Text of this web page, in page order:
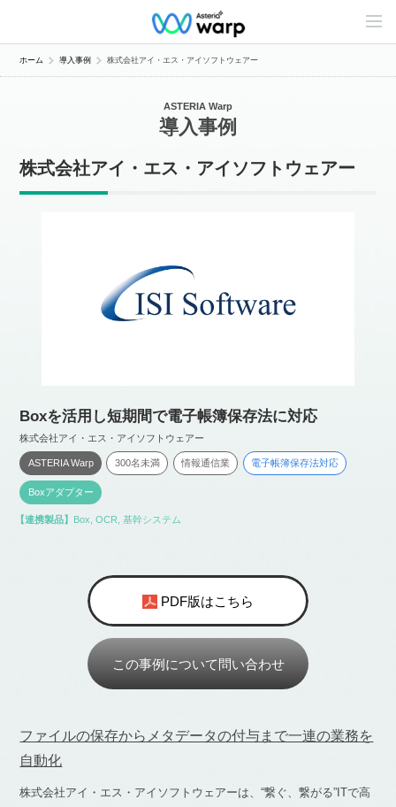
C
n
e
ホーム 導入事例 株式会社アイ・エス・アイソフトウェアー
ASTERIA Warp
導入事例
株式会社アイ・エス・アイソフトウェアー
Boxを活用し短期間で電子帳簿保存法に対応
株式会社アイ・エス・アイソフトウェアー
ASTERIA Warp 300名未満 情報通信業 電子帳簿保存法対応
Boxアダプター
【連携製品】 Box OCR 基幹システム
PDF版はこちら
この事例について問い合わせ
ファイルの保存からメタデータの付与まで一連の業務を
自動化
株式会社アイ・エス・アイソフトウェアーは、“繋ぐ、繋がる”ITで高